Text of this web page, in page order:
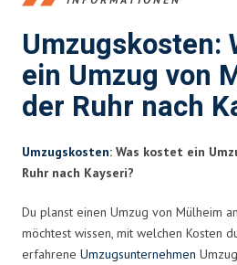
Umzugskosten:
ein Umzug von
der Ruhr nach
Umzugskosten: Was kostet ein
Ruhr nach Kayseri?
Du planst einen Umzug von Mülheim
möchtest wissen, mit welchen Kosten
erfahrene Umzugsunternehmen